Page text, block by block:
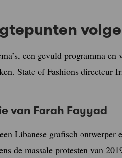
een gevuld programma
State of Fashions
van Farah Fayyad
Libanese grafisch
de massale protesten van